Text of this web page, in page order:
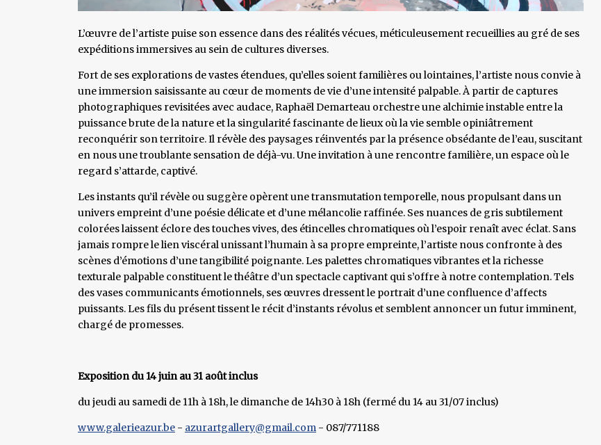
L’œuvre de l’artiste puise son essence dans des réalités vécues, méticuleusement recueillies au gré de ses
expéditions immersives au sein de cultures diverses.
Fort de ses explorations de vastes étendues, qu’elles soient familières ou lointaines, l’artiste nous convie à
une immersion saisissante au cœur de moments de vie d’une intensité palpable. À partir de captures
photographiques revisitées avec audace, Raphaël Demarteau orchestre une alchimie instable entre la
puissance brute de la nature et la singularité fascinante de lieux où la vie semble opiniâtrement
reconquérir son territoire. Il révèle des paysages réinventés par la présence obsédante de l’eau, suscitant
en nous une troublante sensation de déjà-vu. Une invitation à une rencontre familière, un espace où le
regard s’attarde, captivé.
Les instants qu’il révèle ou suggère opèrent une transmutation temporelle, nous propulsant dans un
univers empreint d’une poésie délicate et d’une mélancolie raffinée. Ses nuances de gris subtilement
colorées laissent éclore des touches vives, des étincelles chromatiques où l’espoir renaît avec éclat. Sans
jamais rompre le lien viscéral unissant l’humain à sa propre empreinte, l’artiste nous confronte à des
scènes d’émotions d’une tangibilité poignante. Les palettes chromatiques vibrantes et la richesse
texturale palpable constituent le théâtre d’un spectacle captivant qui s’offre à notre contemplation. Tels
des vases communicants émotionnels, ses œuvres dressent le portrait d’une confluence d’affects
puissants. Les fils du présent tissent le récit d’instants révolus et semblent annoncer un futur imminent,
chargé de promesses.
Exposition du 14 juin au 31 août inclus
du jeudi au samedi de 11h à 18h, le dimanche de 14h30 à 18h (fermé du 14 au 31/07 inclus)
www.galerieazur.be - azurartgallery@gmail.com - 087/771188